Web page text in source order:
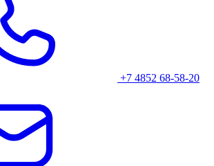
+7 4852 68-58-20